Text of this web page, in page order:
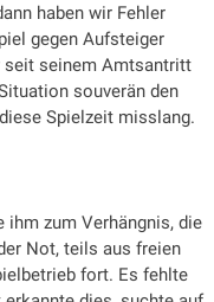
haben wir Fehler
gegen Aufsteiger
seit seinem Amtsantritt
souverän den
Spielzeit misslang.
ihm zum Verhängnis, die
Not, teils aus freien
fort. Es fehlte